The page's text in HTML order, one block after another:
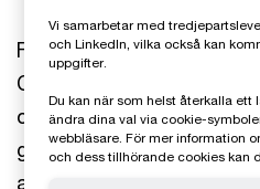
För att effektivisera ditt
CFO snabbt få tillgång
och frigöra mer tid för
genom att till exempel
automatisera olika rutiner
Vi samarbetar med
och LinkedIn, vilka också kan
uppgifter.
Du kan när som helst återkalla
ändra dina val via cookie-
webbläsare. För mer information
och dess tillhörande cookies kan